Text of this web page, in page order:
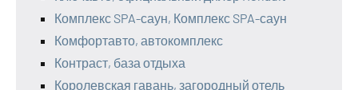
Комплекс SPA-саун, Комплекс SPA-саун
Комфортавто, автокомплекс
Контраст, база отдыха
Королевская гавань, загородный отель